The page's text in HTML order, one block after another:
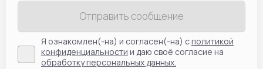
Отправить сообщение
Я ознакомлен(-на) и согласен(-на) сполитикой
конфиденциальности и даю своё согласие на
обработку персональных данных.